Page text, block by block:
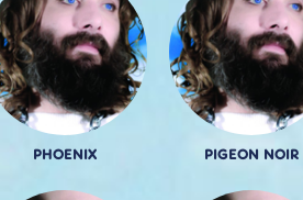
PHOENIX PIGEON NOIR